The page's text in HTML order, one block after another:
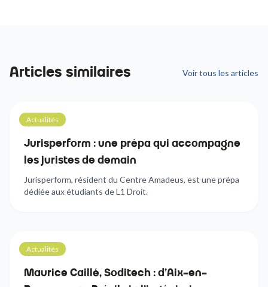
Articles similaires Voir tous les articles
Actualités
5min
Jurisperform : une prépa qui accompagne
les juristes de demain
Jurisperform, résident du Centre Amadeus, est une prépa
dédiée aux étudiants de L1 Droit.
Actualités
5min
Maurice Caillé, Soditech : d'Aix-en-